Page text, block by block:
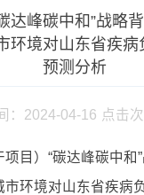
达峰碳中和”战略
环境对山东省疾病
预测分析
：2024-04-16 点击次
项目）“碳达峰碳中
市环境对山东省疾病